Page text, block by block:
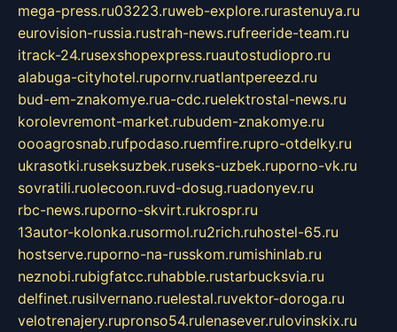
mega-press.ru03223.ruweb-explore.rurastenuya.ru
eurovision-russia.rustrah-news.rufreeride-team.ru
itrack-24.rusexshopexpress.ruautostudiopro.ru
alabuga-cityhotel.rupornv.ruatlantpereezd.ru
bud-em-znakomye.rua-cdc.ruelektrostal-news.ru
korolevremont-market.rubudem-znakomye.ru
oooagrosnab.rufpodaso.ruemfire.rupro-otdelky.ru
ukrasotki.ruseksuzbek.ruseks-uzbek.ruporno-vk.ru
sovratili.ruolecoon.ruvd-dosug.ruadonyev.ru
rbc-news.ruporno-skvirt.rukrospr.ru
13autor-kolonka.rusormol.ru2rich.ruhostel-65.ru
hostserve.ruporno-na-russkom.rumishinlab.ru
neznobi.rubigfatcc.ruhabble.rustarbucksvia.ru
delfinet.rusilvernano.ruelestal.ruvektor-doroga.ru
velotrenajery.rupronso54.rulenasever.rulovinskix.ru